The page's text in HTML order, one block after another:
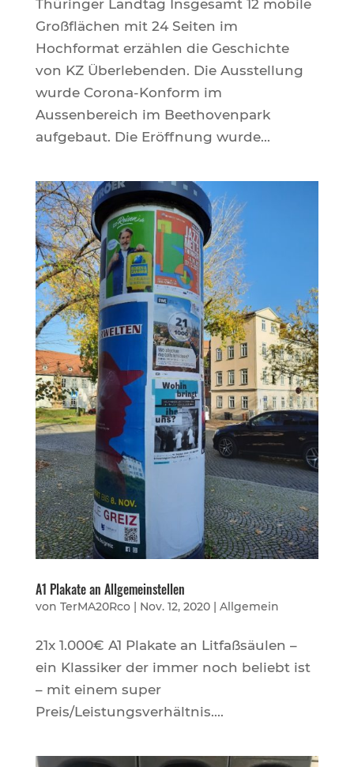
Thüringer Landtag Insgesamt 12 mobile
Großflächen mit 24 Seiten im
Hochformat erzählen die Geschichte
von KZ Überlebenden. Die Ausstellung
wurde Corona-Konform im
Aussenbereich im Beethovenpark
aufgebaut. Die Eröffnung wurde...
A1 Plakate an Allgemeinstellen
von TerMA20Rco| Nov. 12, 2020| Allgemein
21x 1.000€ A1 Plakate an Litfaßsäulen –
ein Klassiker der immer noch beliebt ist
– mit einem super
Preis/Leistungsverhältnis....